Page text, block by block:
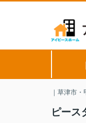
｜草津市
ピース